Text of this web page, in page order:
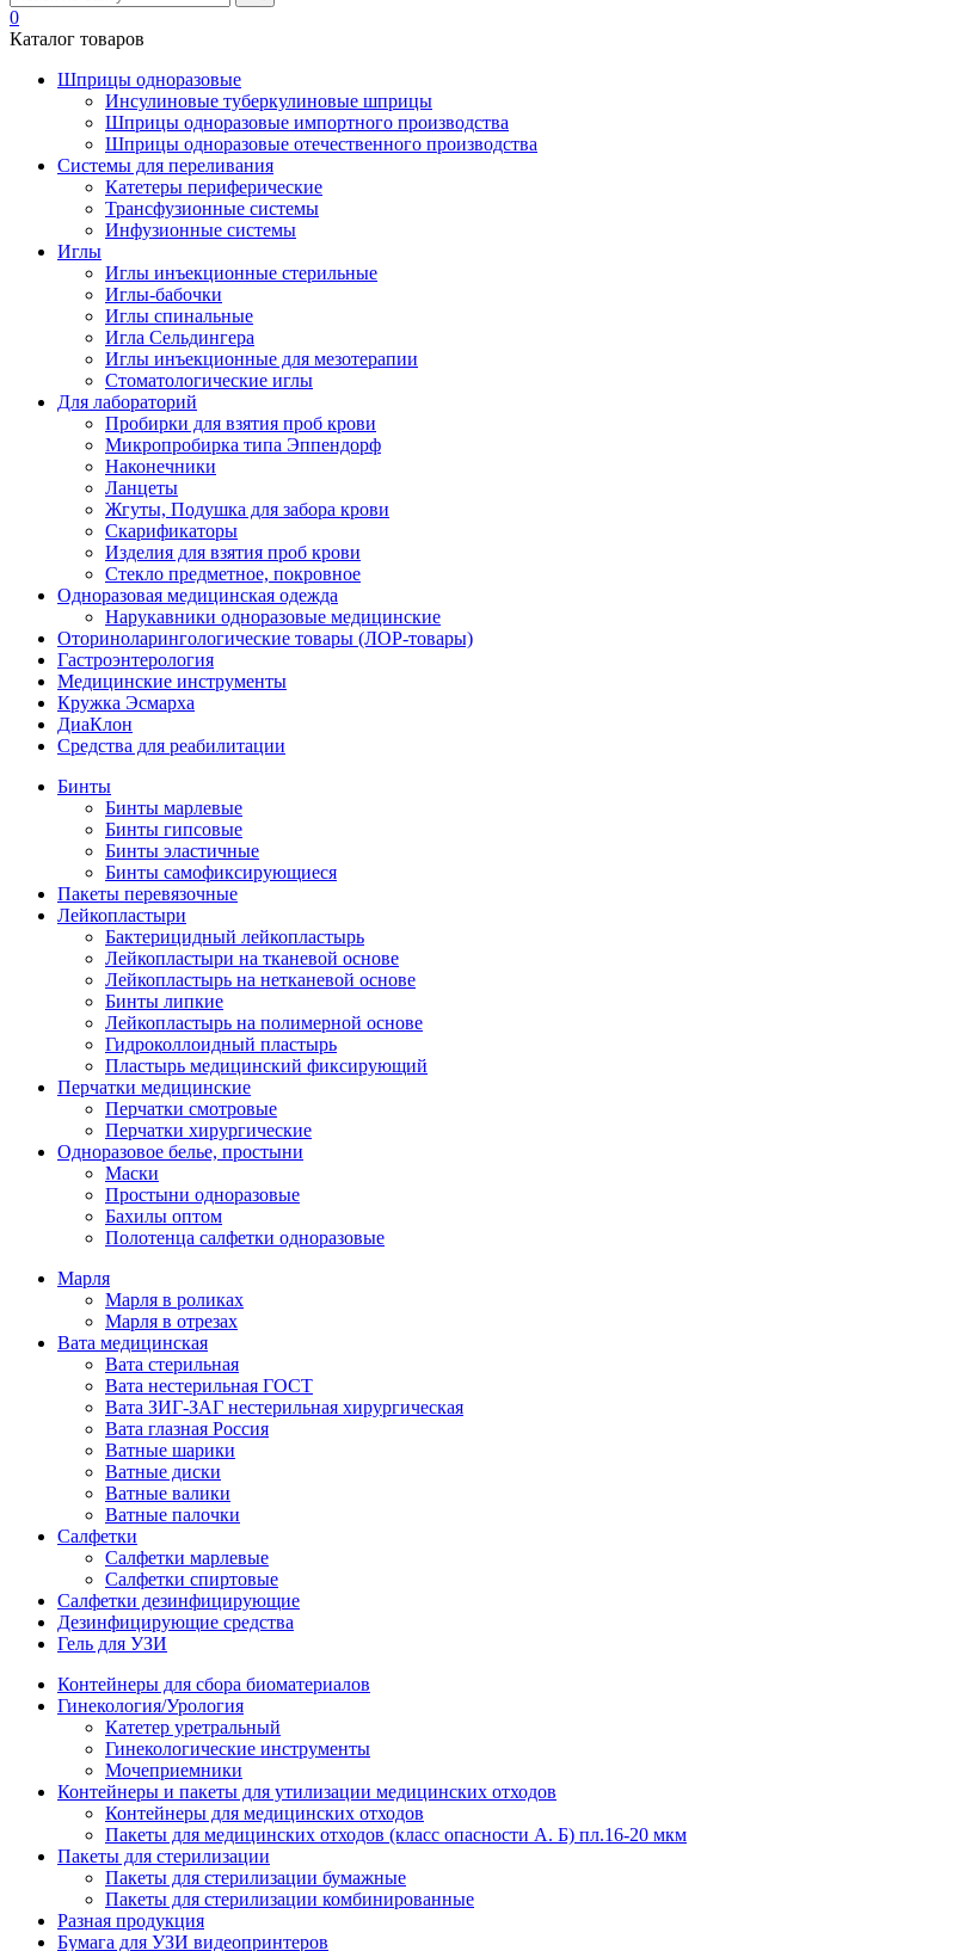
0
Каталог товаров
Шприцы одноразовые
Инсулиновые туберкулиновые шприцы
Шприцы одноразовые импортного производства
Шприцы одноразовые отечественного производства
Системы для переливания
Катетеры периферические
Трансфузионные системы
Инфузионные системы
Иглы
Иглы инъекционные стерильные
Иглы-бабочки
Иглы спинальные
Игла Сельдингера
Иглы инъекционные для мезотерапии
Стоматологические иглы
Для лабораторий
Пробирки для взятия проб крови
Микропробирка типа Эппендорф
Наконечники
Ланцеты
Жгуты, Подушка для забора крови
Скарификаторы
Изделия для взятия проб крови
Стекло предметное, покровное
Одноразовая медицинская одежда
Нарукавники одноразовые медицинские
Оториноларингологические товары (ЛОР-товары)
Гастроэнтерология
Медицинские инструменты
Кружка Эсмарха
ДиаКлон
Средства для реабилитации
Бинты
Бинты марлевые
Бинты гипсовые
Бинты эластичные
Бинты самофиксирующиеся
Пакеты перевязочные
Лейкопластыри
Бактерицидный лейкопластырь
Лейкопластыри на тканевой основе
Лейкопластырь на нетканевой основе
Бинты липкие
Лейкопластырь на полимерной основе
Гидроколлоидный пластырь
Пластырь медицинский фиксирующий
Перчатки медицинские
Перчатки смотровые
Перчатки хирургические
Одноразовое белье, простыни
Маски
Простыни одноразовые
Бахилы оптом
Полотенца салфетки одноразовые
Марля
Марля в роликах
Марля в отрезах
Вата медицинская
Вата стерильная
Вата нестерильная ГОСТ
Вата ЗИГ-ЗАГ нестерильная хирургическая
Вата глазная Россия
Ватные шарики
Ватные диски
Ватные валики
Ватные палочки
Салфетки
Салфетки марлевые
Салфетки спиртовые
Салфетки дезинфицирующие
Дезинфицирующие средства
Гель для УЗИ
Контейнеры для сбора биоматериалов
Гинекология/Урология
Катетер уретральный
Гинекологические инструменты
Мочеприемники
Контейнеры и пакеты для утилизации медицинских отходов
Контейнеры для медицинских отходов
Пакеты для медицинских отходов (класс опасности А. Б) пл.16-20 мкм
Пакеты для стерилизации
Пакеты для стерилизации бумажные
Пакеты для стерилизации комбинированные
Разная продукция
Бумага для УЗИ видеопринтеров